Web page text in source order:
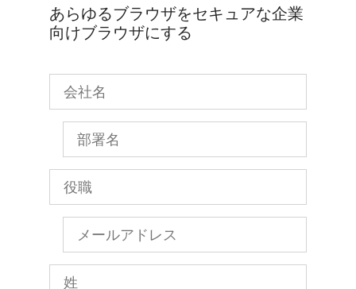
あらゆるブラウザをセキュアな企業
向けブラウザにする